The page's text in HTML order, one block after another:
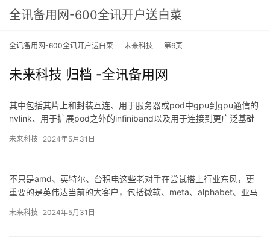
全讯备用网-600全讯开户送白菜
全讯备用网-600全讯开户送白菜 未来科技 第6页
未来科技 归档 -全讯备用网
其中包括其片上和封装互连、用于服务器或pod中gpu到gpu通信的
nvlink、用于扩展pod之外的infiniband以及用于连接到更广泛基础
nvlink。link联盟的核心于去年12月就已经建立，当时cpu和gpu制
未来科技 2024年5月31日
不只是amd、英特尔、台积电这些老对手在尝试搭上行业东风，更
重要的是英伟达当前的大客户，包括微软、meta、alphabet、亚马
网的合作伙伴，试图摆脱对英伟达产品的依赖。
未来科技 2024年5月31日